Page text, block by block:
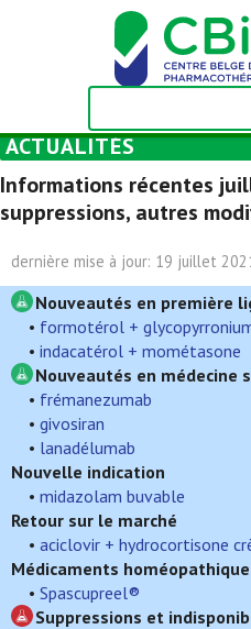
ACTUALITÉS
Informations récentes
suppressions, autres
dernière mise à jour: 19 juillet
Nouveautés en première
• formotérol +
• indacatérol + mométasone
Nouveautés en médecine
• frémanezumab
• givosiran
• lanadélumab
Nouvelle indication
• midazolam buvable
Retour sur le marché
• aciclovir + hydrocortisone
Médicaments
• Spascupreel®
Suppressions et